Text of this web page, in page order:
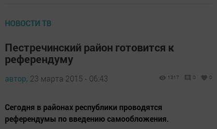
НОВОСТИ ТВ
Пестречинский район готовится к
референдуму
автор, 23 марта 2015 - 06:43 1317 0 0
Сегодня в районах республики проводятся
референдумы по введению самообложения.